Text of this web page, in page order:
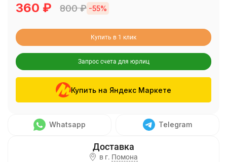
360 ₽ 800₽ -55%
Купить в 1 клик
Запрос счета для юрлиц
Купить на Яндекс Маркете
Whatsapp Telegram
в г. Помона